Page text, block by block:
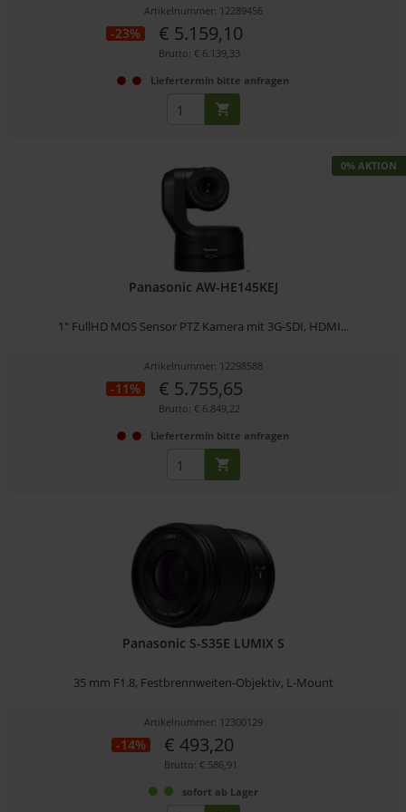
Artikelnummer: 12289456
-23% € 5.159,10
Brutto: € 6.139,33
Liefertermin bitte anfragen
0% AKTION
Panasonic AW-HE145KEJ
1" FullHD MOS Sensor PTZ Kamera mit 3G-SDI, HDMI...
Artikelnummer: 12298588
-11% € 5.755,65
Brutto: € 6.849,22
Liefertermin bitte anfragen
Panasonic S-S35E LUMIX S
35 mm F1.8, Festbrennweiten-Objektiv, L-Mount
Artikelnummer: 12300129
-14% € 493,20
Brutto: € 586,91
sofort ab Lager